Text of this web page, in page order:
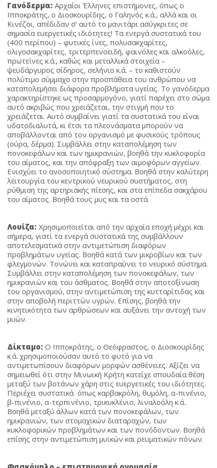
Γανόδερμα: Αρχαίοι Έλληνες επιστήμονες, όπως ο
Ιπποκράτης, ο Διοσκουρίδης, ο Γαληνός κ.ά., αλλά και οι
Κινέζοι, απέδιδαν σ’ αυτό το μανιτάρι ασύγκριτες σε
σημασία ευεργετικές ιδιότητες! Τα ενεργά συστατικά του
(400 περίπου) – φυτικές ίνες, πολυσακχαρίτες,
ολιγοσακχαρίτες, τριτερπενοειδή, φαινόλες και αλκοόλες,
πρωτεΐνες κ.ά., καθώς και μεταλλικά στοιχεία –
ψευδάργυρος σίδηρος, σελήνιο κ.ά. – το καθιστούν
πολύτιμο σύμμαχο στην προσπάθεια του ανθρώπου να
καταπολεμήσει διάφορα προβλήματα υγείας. Το γανόδερμα
χαρακτηρίστηκε ως προσαρμογόνο, γιατί παρέχει στο σώμα
αυτό ακριβώς που χρειάζεται, την στιγμή που το
χρειάζεται. Αυτό συμβαίνει γιατί τα συστατικά του είναι
υδατοδιαλυτά, κι έτσι τα πλεονάσματα μπορούν να
αποβάλλονται από τον οργανισμό με φυσικούς τρόπους
(ούρα, δέρμα). Συμβάλλει στην καταπολέμηση των
πονοκεφάλων και των ημικρανιών, βοηθά την κυκλοφορία
του αίματος, και την απόφραξη των αιμοφόρων αγγείων.
Ενισχύει το ανοσοποιητικό σύστημα. Βοηθά στην καλύτερη
λειτουργία του κεντρικού νευρικού συστήματος, στη
ρύθμιση της αρτηριακής πίεσης, και στα επίπεδα σακχάρου
του αίματος. Βοηθά τους μυς και τα οστά.
Λουίζα: Χρησιμοποιείται από την αρχαία εποχή μέχρι και
σήμερα, γιατί τα ενεργά συστατικά της συμβάλλουν
αποτελεσματικά στην αντιμετώπιση διαφόρων
προβλημάτων υγείας. Βοηθά κατά των μικροβίων και των
φλεγμονών. Τονώνει και καταπραΰνει το νευρικό σύστημα.
Συμβάλλει στην καταπολέμηση των πονοκεφάλων, των
ημικρανιών και του άσθματος. Βοηθά στην αποτοξίνωση
του οργανισμού, στην αντιμετώπιση της κυτταρίτιδας και
στην αποβολή περιττών υγρών. Επίσης, βοηθά την
κινητικότητα των αρθρώσεων και αυξάνει την αντοχή των
μυών.
Δίκταμο: Ο Ιπποκράτης, ο Θεόφραστος, ο Διοσκουρίδης
κ.ά. χρησιμοποιούσαν αυτό το φυτό για να
αντιμετωπίσουν διαφόρων μορφών ασθένειες. Αξίζει να
σημειωθεί ότι στην Μινωική Κρήτη κατείχε σπουδαία θέση
μεταξύ των βοτάνων χάρη στις ευεργετικές του ιδιότητες.
Περιέχει συστατικά όπως καρβακρόλη, θυμόλη, α-πινένιο,
β-πινένιο, α-τερπινένιο, τρικυκλένιο, λιναλοόλη κ.ά..
Βοηθά μεταξύ άλλων κατά των πονοκεφάλων, των
ημικρανιών, των στομαχικών διαταραχών, των
κυκλοφορικών προβλημάτων και των πονόδοντων. Βοηθά
επίσης στην αντιμετώπιση μυϊκών και ρευματικών πόνων.